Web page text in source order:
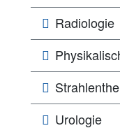
Radiologie
Urologie